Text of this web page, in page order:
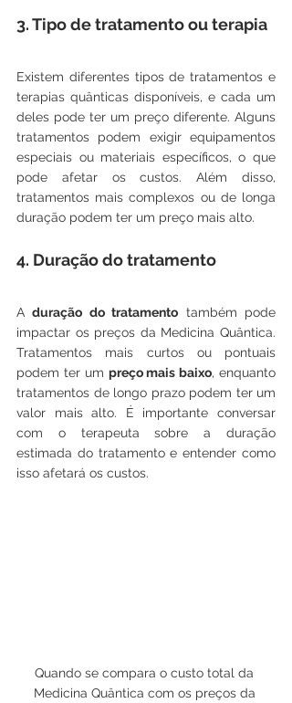
3. Tipo de tratamento ou terapia
Existem diferentes tipos de tratamentos e
terapias quânticas disponíveis, e cada um
deles pode ter um preço diferente. Alguns
tratamentos podem exigir equipamentos
especiais ou materiais específicos, o que
pode afetar os custos. Além disso,
tratamentos mais complexos ou de longa
duração podem ter um preço mais alto.
4. Duração do tratamento
A duração do tratamento também pode
impactar os preços da Medicina Quântica.
Tratamentos mais curtos ou pontuais
podem ter um preço mais baixo, enquanto
tratamentos de longo prazo podem ter um
valor mais alto. É importante conversar
com o terapeuta sobre a duração
estimada do tratamento e entender como
isso afetará os custos.
Quando se compara o custo total da
Medicina Quântica com os preços da